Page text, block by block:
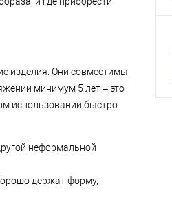
изделия. Они совместимы
минимум 5 лет – это
использовании быстро
неформальной
держат форму,